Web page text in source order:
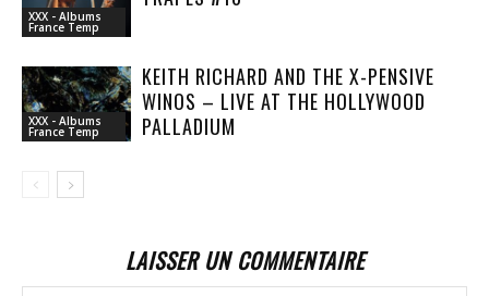
XXX - Albums
France Temp
XXX - Albums
France Temp
KEITH RICHARD AND THE X-PENSIVE
WINOS – LIVE AT THE HOLLYWOOD
PALLADIUM
LAISSER UN COMMENTAIRE